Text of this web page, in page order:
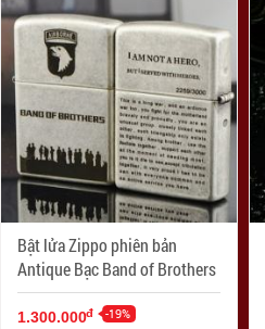
Bật lửa Zippo phiên bản
Antique Bạc Band of Brothers
1.300.000đ -19%